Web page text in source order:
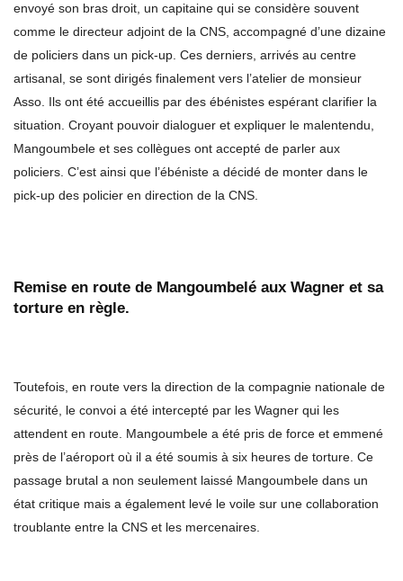
envoyé son bras droit, un capitaine qui se considère souvent
comme le directeur adjoint de la CNS, accompagné d’une dizaine
de policiers dans un pick-up. Ces derniers, arrivés au centre
artisanal, se sont dirigés finalement vers l’atelier de monsieur
Asso. Ils ont été accueillis par des ébénistes espérant clarifier la
situation. Croyant pouvoir dialoguer et expliquer le malentendu,
Mangoumbele et ses collègues ont accepté de parler aux
policiers. C’est ainsi que l’ébéniste a décidé de monter dans le
pick-up des policier en direction de la CNS.
Remise en route de Mangoumbelé aux Wagner et sa
torture en règle.
Toutefois, en route vers la direction de la compagnie nationale de
sécurité, le convoi a été intercepté par les Wagner qui les
attendent en route. Mangoumbele a été pris de force et emmené
près de l’aéroport où il a été soumis à six heures de torture. Ce
passage brutal a non seulement laissé Mangoumbele dans un
état critique mais a également levé le voile sur une collaboration
troublante entre la CNS et les mercenaires.